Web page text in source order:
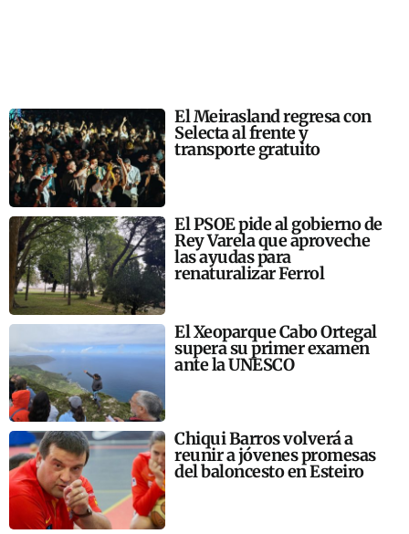
El Meirasland regresa con
Selecta al frente y
transporte gratuito
El PSOE pide al gobierno de
Rey Varela que aproveche
las ayudas para
renaturalizar Ferrol
El Xeoparque Cabo Ortegal
supera su primer examen
ante la UNESCO
Chiqui Barros volverá a
reunir a jóvenes promesas
del baloncesto en Esteiro